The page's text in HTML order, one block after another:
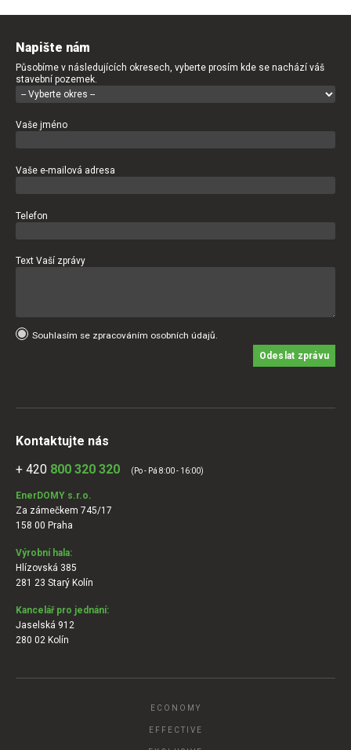
Napište nám
Působíme v následujících okresech, vyberte prosím kde se nachází váš
stavební pozemek.
Vaše jméno
Vaše e-mailová adresa
Telefon
Text Vaší zprávy
Souhlasím se zpracováním osobních údajů.
Odeslat zprávu
Kontaktujte nás
+ 420 800 320 320 (Po - Pá 8:00 - 16:00)
EnerDOMY s.r.o.
Za zámečkem 745/17
158 00 Praha
Výrobní hala:
Hlízovská 385
281 23 Starý Kolín
Kancelář pro jednání:
Jaselská 912
280 02 Kolín
ECONOMY
EFFECTIVE